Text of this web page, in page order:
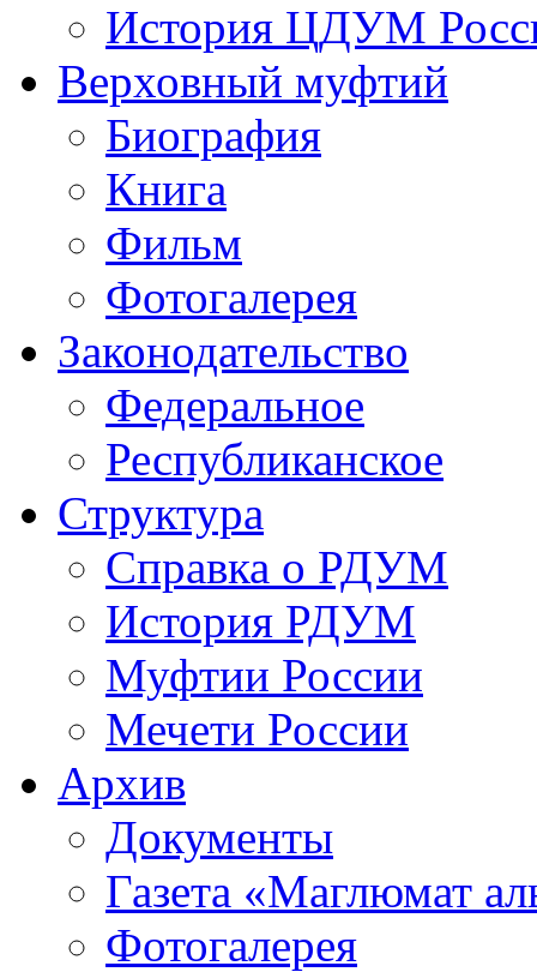
История ЦДУМ
Верховный муфтий
Биография
Книга
Фильм
Фотогалерея
Законодательство
Федеральное
Республиканское
Структура
Справка о РДУМ
История РДУМ
Муфтии России
Мечети России
Архив
Документы
Газета «Маглюмат
Фотогалерея